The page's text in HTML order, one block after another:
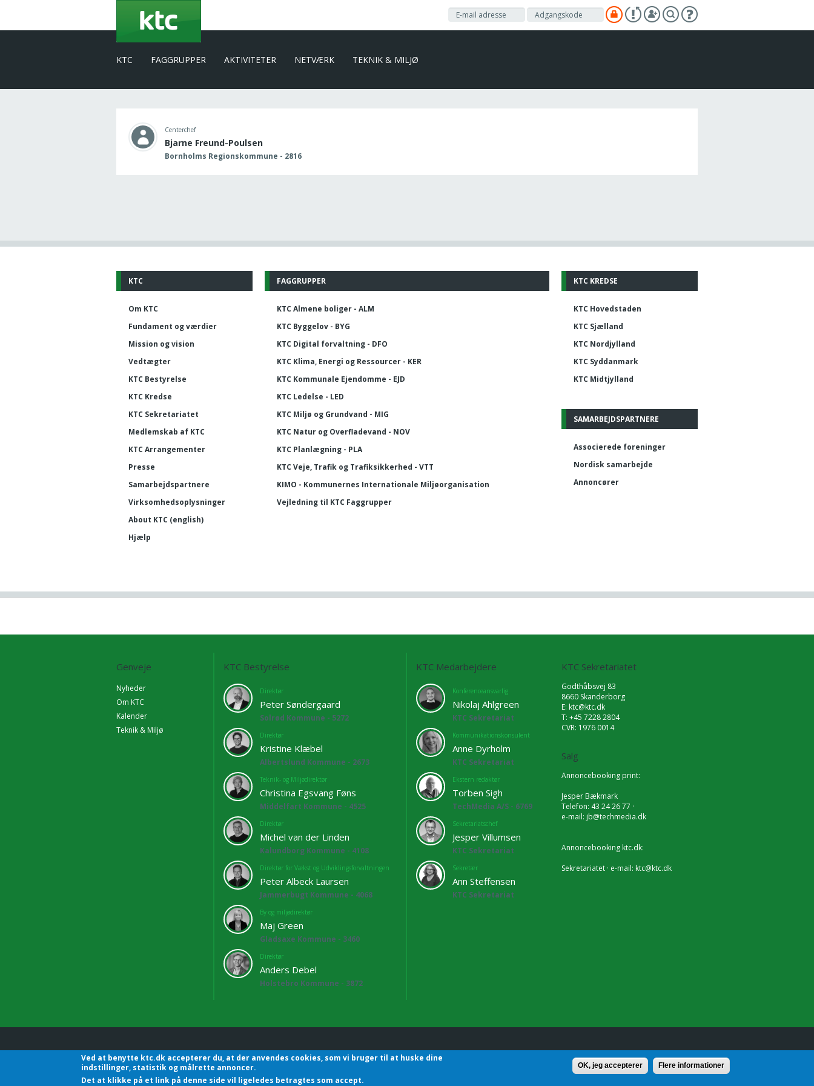
KTC FAGGRUPPER AKTIVITETER NETVÆRK TEKNIK & MILJØ
Centerchef
Bjarne Freund-Poulsen
Bornholms Regionskommune - 2816
KTC
Om KTC
Fundament og værdier
Mission og vision
Vedtægter
KTC Bestyrelse
KTC Kredse
KTC Sekretariatet
Medlemskab af KTC
KTC Arrangementer
Presse
Samarbejdspartnere
Virksomhedsoplysninger
About KTC (english)
Hjælp
KTC KREDSE
KTC Hovedstaden
KTC Sjælland
KTC Nordjylland
KTC Syddanmark
KTC Midtjylland
SAMARBEJDSPARTNERE
Associerede foreninger
Nordisk samarbejde
Annoncører
FAGGRUPPER
KTC Almene boliger - ALM
KTC Byggelov - BYG
KTC Digital forvaltning - DFO
KTC Klima, Energi og Ressourcer - KER
KTC Kommunale Ejendomme - EJD
KTC Ledelse - LED
KTC Miljø og Grundvand - MIG
KTC Natur og Overfladevand - NOV
KTC Planlægning - PLA
KTC Veje, Trafik og Trafiksikkerhed - VTT
KIMO - Kommunernes Internationale Miljøorganisation
Vejledning til KTC Faggrupper
Genveje
Nyheder
Om KTC
Kalender
Teknik & Miljø
KTC Bestyrelse
Direktør
Peter Søndergaard
Solrød Kommune - 5272
Direktør
Kristine Klæbel
Albertslund Kommune - 2673
Teknik- og Miljødirektør
Christina Egsvang Føns
Middelfart Kommune - 4525
Direktør
Michel van der Linden
Kalundborg Kommune - 4108
Direktør for Vækst og Udviklingsforvaltningen
Peter Albeck Laursen
Jammerbugt Kommune - 4068
By og miljødirektør
Maj Green
Gladsaxe Kommune - 3460
Direktør
Anders Debel
Holstebro Kommune - 3872
KTC Medarbejdere
Konferenceansvarlig
Nikolaj Ahlgreen
KTC Sekretariat
Kommunikationskonsulent
Anne Dyrholm
KTC Sekretariat
Ekstern redaktør
Torben Sigh
TechMedia A/S - 6769
Sekretariatschef
Jesper Villumsen
KTC Sekretariat
Sekretær
Ann Steffensen
KTC Sekretariat
KTC Sekretariatet
Godthåbsvej 83
8660 Skanderborg
E: ktc@ktc.dk
T: +45 7228 2804
CVR: 1976 0014
Salg
Annoncebooking print:
Jesper Bækmark
Telefon: 43 24 26 77 ·
e-mail: jb@techmedia.dk
Annoncebooking ktc.dk:
Sekretariatet · e-mail: ktc@ktc.dk
KTC - Kommunalteknisk Chefforening | Sekretariatet | Godthåbsvej83 | 8660 Skanderborg | Tlf.: 7228 2804 |Kontakt
Ved at benytte ktc.dk accepterer du, at der anvendes cookies, som vi bruger til at huske dine
indstillinger, statistik og målrette annoncer.
Det at klikke på et link på denne side vil ligeledes betragtes som accept.
OK, jeg accepterer Flere informationer